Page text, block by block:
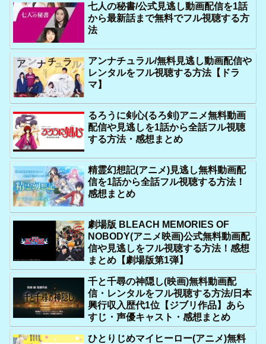
七人の秘書/公式見逃し動画配信を1話
から最新話まで無料でフル視聴する方
法
アンナチュラル/無料見逃し動画配信や
レンタルをフル視聴する方法【ドラ
マ】
るろうに剣心(るろ剣)アニメ無料動画
配信や見逃しを1話から全話フル視聴
する方法・感想まとめ
精霊幻想記(アニメ)見逃し無料動画配
信を1話から全話フル視聴する方法！
感想まとめ
劇場版 BLEACH MEMORIES OF
NOBODY(アニメ映画)公式無料動画配
信や見逃しをフル視聴する方法！感想
まとめ【劇場版第1弾】
千と千尋の神隠し(映画)無料動画配
信・レンタルをフル視聴する方法/日本
興行収入歴代1位【ジブリ作品】あら
すじ・声優キャスト・感想まとめ
ひとりじめマイヒーロー(アニメ)無料